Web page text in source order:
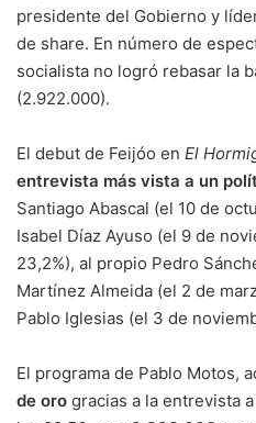
presidente del Gobierno y
de share. En número de
socialista no logró rebasar la
(2.922.000).
El debut de Feijóo en El
entrevista más vista a un
Santiago Abascal (el 10 de
Isabel Díaz Ayuso (el 9 de
23,2%), al propio Pedro
Martínez Almeida (el 2 de
Pablo Iglesias (el 3 de
El programa de Pablo Motos,
de oro gracias a la entrevista